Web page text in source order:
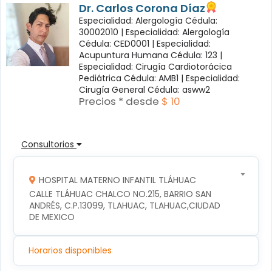
Dr. Carlos Corona Díaz
Especialidad: Alergología Cédula:
30002010 | Especialidad: Alergología
Cédula: CED0001 | Especialidad:
Acupuntura Humana Cédula: 123 |
Especialidad: Cirugía Cardiotorácica
Pediátrica Cédula: AMB1 | Especialidad:
Cirugía General Cédula: asww2
Precios * desde $ 10
Consultorios
HOSPITAL MATERNO INFANTIL TLÁHUAC
CALLE TLÁHUAC CHALCO NO.215, BARRIO SAN
ANDRÉS, C.P.13099, TLAHUAC, TLAHUAC,CIUDAD
DE MEXICO
Horarios disponibles